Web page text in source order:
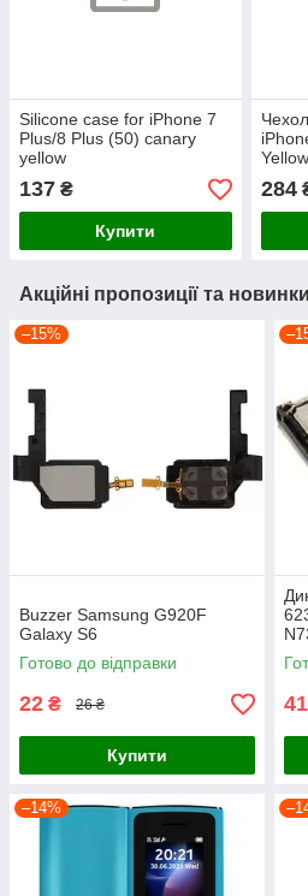
Silicone case for iPhone 7
Plus/8 Plus (50) canary
yellow
137 ₴
Купити
Yellow
284
Акційні пропозиції та новинки
–15%
Buzzer Samsung G920F
Galaxy S6
Готово до відправки
22 ₴ 26 ₴
Купити
41
–14%